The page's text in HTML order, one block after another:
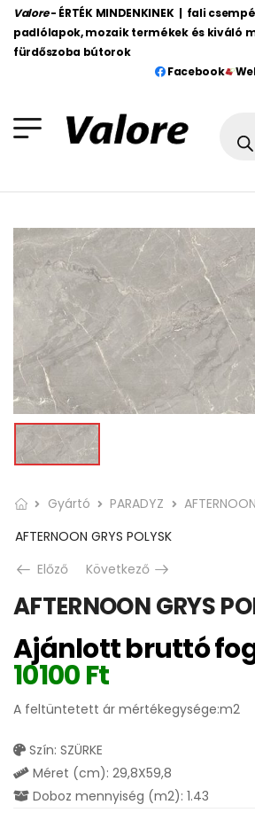
Valore - ÉRTÉK MINDENKINEK | fali
padlólapok, mozaik termékek és kiváló
fürdőszoba bútorok
Facebook
Gyártó PARADYZ
AFTERNOON
AFTERNOON GRYS POLYSK
Előző
Következő
AFTERNOON GRYS
Ajánlott bruttó
10100Ft
A feltüntetett ár mértékegysége:m2
Szín: SZÜRKE
Méret (cm): 29,8X59,8
Doboz mennyiség (m2): 1.43